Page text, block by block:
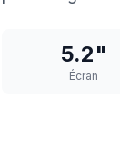
5.2"
Écran